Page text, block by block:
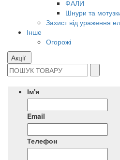
ФАЛИ
Шнури та
Захист від ураження
Інше
Огорожі
Акції
Ім'я
Email
Телефон